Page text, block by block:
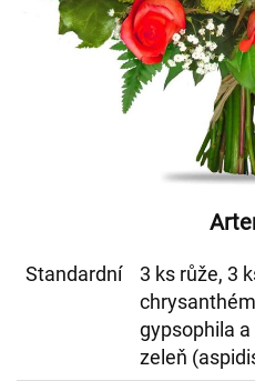
Standardní
3 ks růže, 3
gypsophila
zeleň